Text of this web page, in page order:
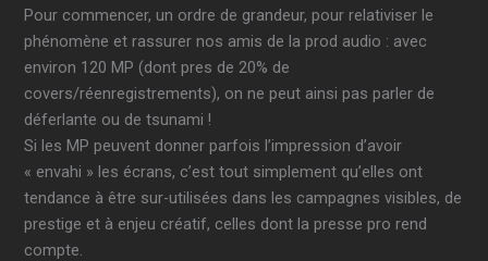
Pour commencer, un ordre de grandeur, pour relativiser le
phénomène et rassurer nos amis de la prod audio : avec
environ 120 MP (dont pres de 20% de
covers/réenregistrements), on ne peut ainsi pas parler de
déferlante ou de tsunami !
Si les MP peuvent donner parfois l’impression d’avoir
« envahi » les écrans, c’est tout simplement qu’elles ont
tendance à être sur-utilisées dans les campagnes visibles, de
prestige et à enjeu créatif, celles dont la presse pro rend
compte.